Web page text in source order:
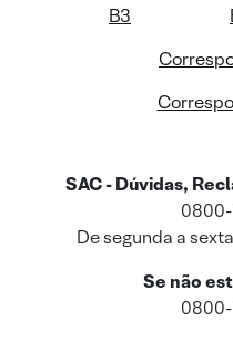
B3
SAC - Dúvidas,
De segunda a
Se não